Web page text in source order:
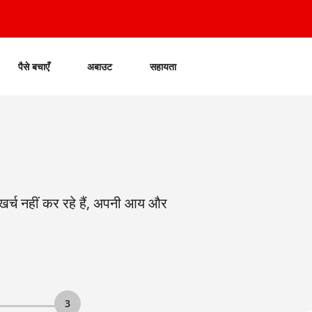
पैसे बचाएँ अबाउट सहायता
नहीं कर रहे हैं, अपनी आय और
3